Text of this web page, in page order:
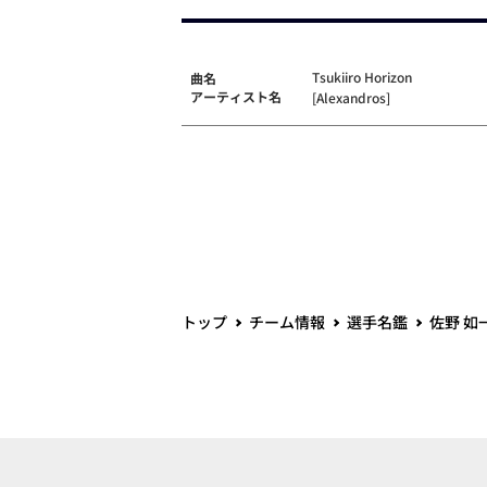
曲名
アーティスト名
Tsukiiro Horizon
[Alexandros]
トップ チーム情報 選手名鑑 佐野 如